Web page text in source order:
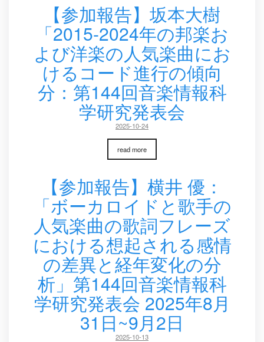
【参加報告】坂本大樹
「2015-2024年の邦楽お
よび洋楽の人気楽曲にお
けるコード進行の傾向
分：第144回音楽情報科
学研究発表会
2025-10-24
read more
【参加報告】横井 優：
「ボーカロイドと歌手の
人気楽曲の歌詞フレーズ
における想起される感情
の差異と経年変化の分
析」第144回音楽情報科
学研究発表会 2025年8月
31日~9月2日
2025-10-13